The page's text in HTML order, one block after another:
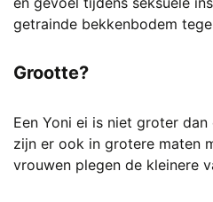
getrainde bekkenbodem
Grootte?
Een Yoni ei is niet groter
zijn er ook in grotere maten
vrouwen plegen de kleinere